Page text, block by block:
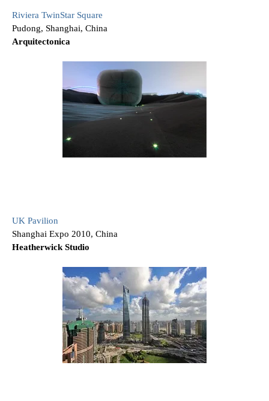
Riviera TwinStar Square
Pudong, Shanghai, China
Arquitectonica
UK Pavilion
Shanghai Expo 2010, China
Heatherwick Studio